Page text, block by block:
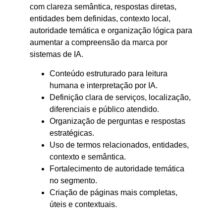
com clareza semântica, respostas diretas,
entidades bem definidas, contexto local,
autoridade temática e organização lógica para
aumentar a compreensão da marca por
sistemas de IA.
Conteúdo estruturado para leitura
humana e interpretação por IA.
Definição clara de serviços, localização,
diferenciais e público atendido.
Organização de perguntas e respostas
estratégicas.
Uso de termos relacionados, entidades,
contexto e semântica.
Fortalecimento de autoridade temática
no segmento.
Criação de páginas mais completas,
úteis e contextuais.